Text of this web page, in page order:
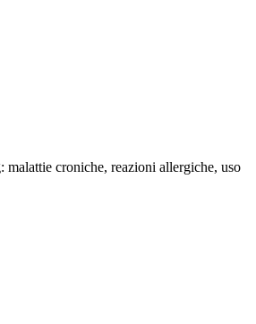
croniche, reazioni allergiche, uso